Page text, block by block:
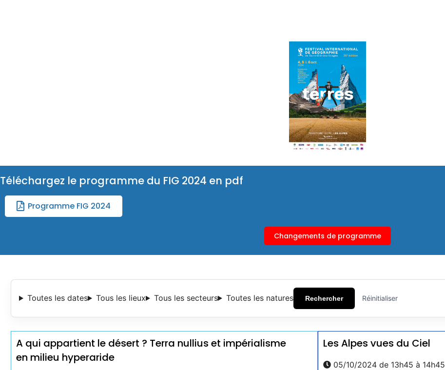
Téléchargez le programme du FIG 2024 en pdf
Programme FIG 2024
Changements de programme
Toutes les dates Tous les lieux Tous les secteurs Toutes les natures Rechercher Réinitialiser
A qui appartient le désert ? Terra nullius et impérialisme
en milieu hyperaride
Les Alpes vues du Ciel
05/10/2024 de 13h45 à 14h45